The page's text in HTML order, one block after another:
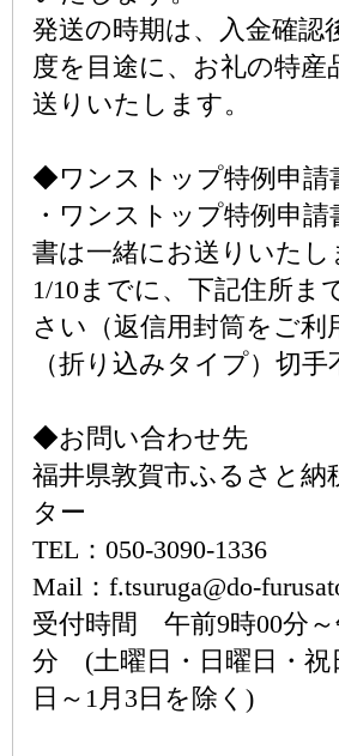
発送の時期は、入金確認
度を目途に、お礼の特産
送りいたします。
◆ワンストップ特例申請
・ワンストップ特例申請
書は一緒にお送りいたし
1/10までに、下記住所ま
さい（返信用封筒をご利
（折り込みタイプ）切手
◆お問い合わせ先
福井県敦賀市ふるさと納
ター
TEL：050-3090-1336
Mail：f.tsuruga@do-
受付時間 午前9時00分～
分 (土曜日・日曜日・祝
日～1月3日を除く)